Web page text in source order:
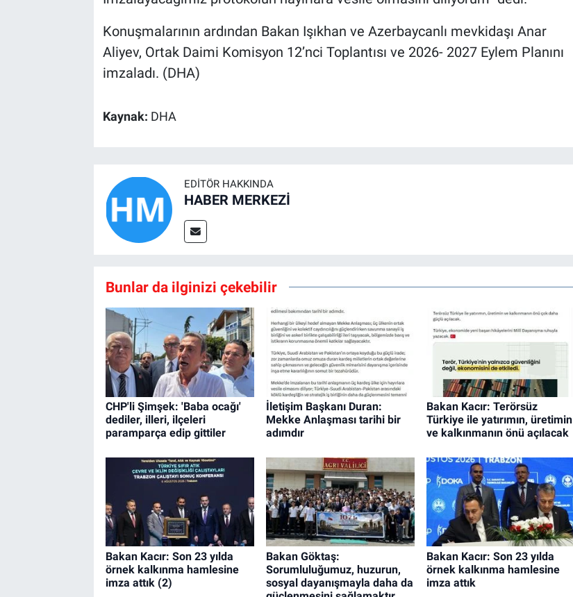
Konuşmalarının ardından Bakan Işıkhan ve Azerbaycanlı mevkidaşı Anar
Aliyev, Ortak Daimi Komisyon 12’nci Toplantısı ve 2026- 2027 Eylem Planını
imzaladı. (DHA)
Kaynak: DHA
EDITÖR HAKKINDA
HABER MERKEZİ
Bunlar da ilginizi çekebilir
CHP'li Şimşek: 'Baba ocağı'
dediler, illeri, ilçeleri
paramparça edip gittiler
İletişim Başkanı Duran:
Mekke Anlaşması tarihi bir
adımdır
Bakan Kacır: Terörsüz
Türkiye ile yatırımın, üretimin
ve kalkınmanın önü açılacak
Bakan Kacır: Son 23 yılda
örnek kalkınma hamlesine
imza attık (2)
Bakan Göktaş:
Sorumluluğumuz, huzurun,
sosyal dayanışmayla daha da
Bakan Kacır: Son 23 yılda
örnek kalkınma hamlesine
imza attık